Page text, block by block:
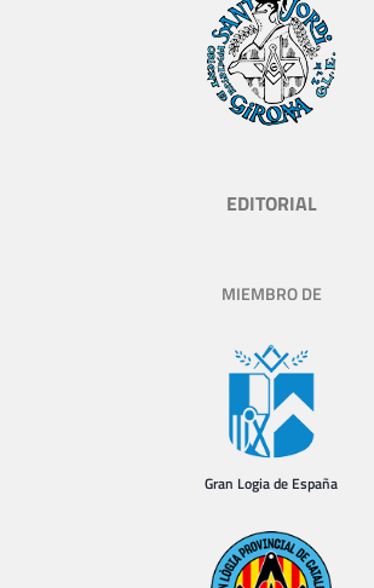
EDITORIAL
MIEMBRO DE
Gran Logia de España